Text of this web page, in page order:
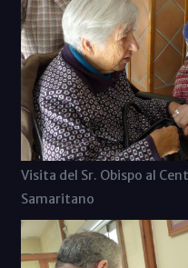
Visita del Sr. Obispo al
Samaritano